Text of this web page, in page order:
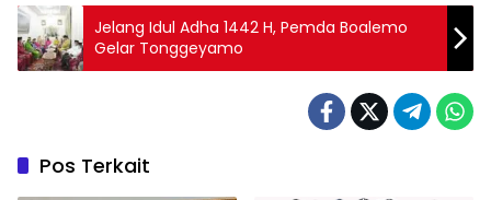
Jelang Idul Adha 1442 H, Pemda Boalemo
Gelar Tonggeyamo
Pos Terkait